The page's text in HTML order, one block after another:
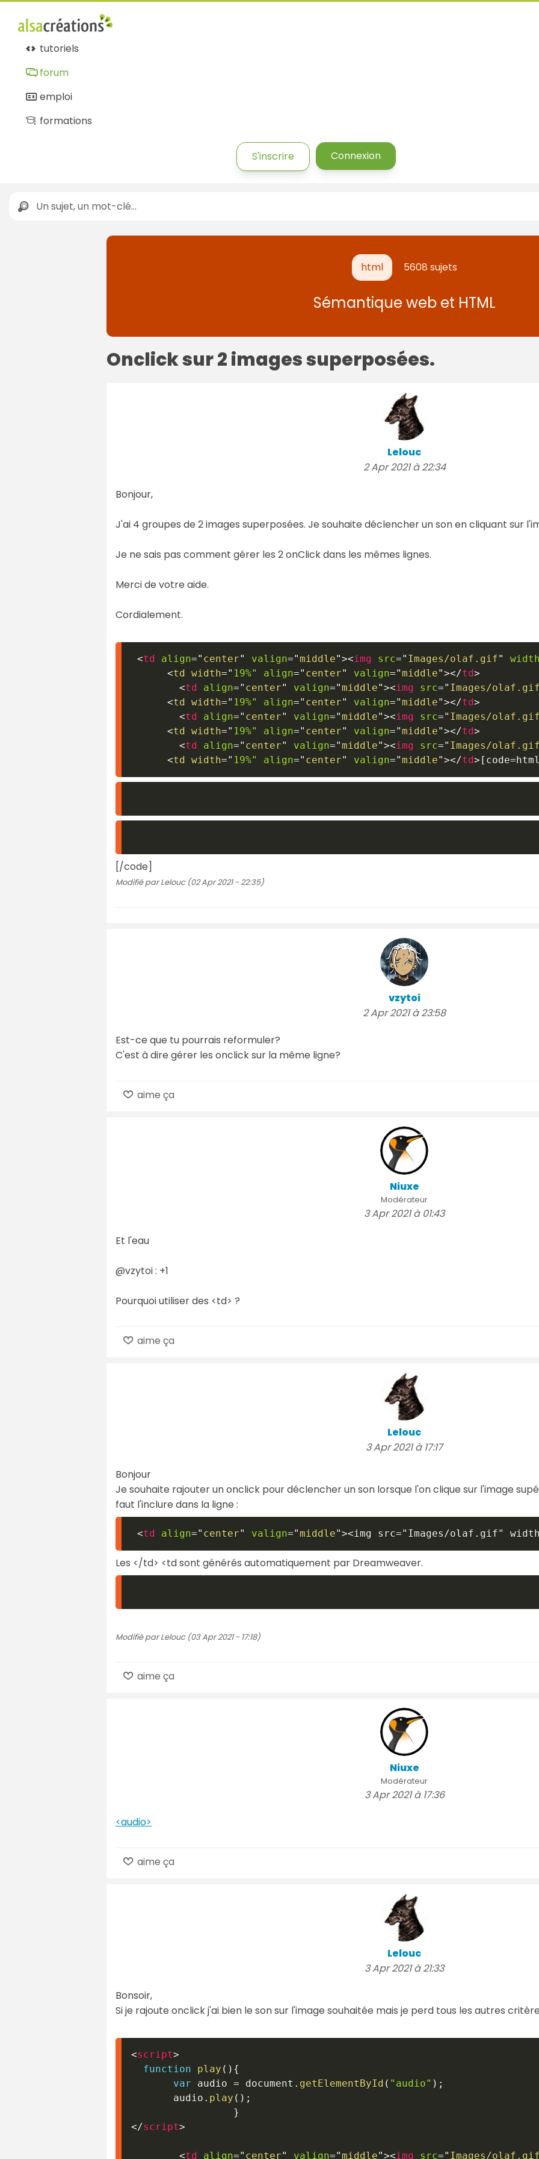
tutoriels
forum
emploi
formations
S'inscrire Connexion
html 5608 sujets
Sémantique web et HTML
Onclick sur 2 images superposées.
Lelouc
2 Apr 2021 à 22:34
Bonjour,
J'ai 4 groupes de 2 images superposées. Je souhaite déclencher un son en cliquant sur
Je ne sais pas comment gérer les 2 onClick dans les mêmes lignes.
Merci de votre aide.
Cordialement.
<td align=" center" valign="middle"><img src=" Images/olaf.gif" width
<td width=" 19%" align=" center" valign="middle"></td>
<td align=" center" valign="middle"><img src=" Images/olaf.gif
<td width=" 19%" align=" center" valign="middle"></td>
<td align=" center" valign="middle"><img src=" Images/olaf.gif
<td width=" 19%" align=" center" valign="middle"></td>
<td align=" center" valign="middle"><img src=" Images/olaf.gif
<td width=" 19%" align=" center" valign="middle"></td>
[/code]
Modifié par Lelouc (02 Apr 2021 - 22:35)
vzytoi
2 Apr 2021 à 23:58
Est-ce que tu pourrais reformuler?
C'est à dire gérer les onclick sur la même ligne?
aime ça
Niuxe
Modérateur
3 Apr 2021 à 01:43
Et l'eau
@vzytoi : +1
Pourquoi utiliser des <td> ?
aime ça
Lelouc
3 Apr 2021 à 17:17
Bonjour
Je souhaite rajouter un onclick pour déclencher un son lorsque l'on clique sur l'image
faut l'inclure dans la ligne :
<td align=" center" valign="middle"><img src="Images/olaf.gif"
Les </td> <td sont générés automatiquement par Dreamweaver.
Modifié par Lelouc (03 Apr 2021 - 17:18)
aime ça
Niuxe
Modérateur
3 Apr 2021 à 17:36
<audio>
aime ça
Lelouc
3 Apr 2021 à 21:33
Bonsoir,
Si je rajoute onclick j'ai bien le son sur l'image souhaitée mais je perd tous les autres
<script>
function
play ( ) {
var audio = document . getElementById ( "audio" ) ;
       audio
. play ( ) ;
}
</script>
<td align=" center" valign="middle"><img src=" Images/olaf.gif